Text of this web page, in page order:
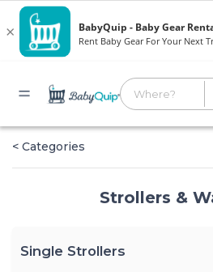
< Categories
Strollers &
Single Strollers